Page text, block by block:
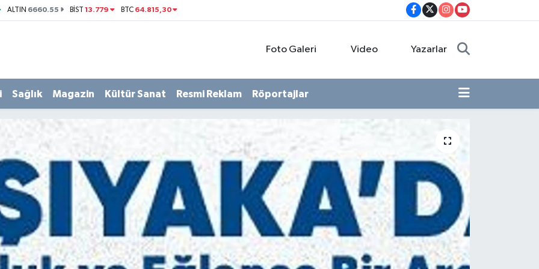
ALTIN 6660.55 BİST13.779 BTC 64.815,30
Foto Galeri Video Yazarlar
Sağlık Magazin Kültür Sanat Resmi Reklam Röportajlar